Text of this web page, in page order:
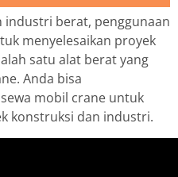
industri berat, penggunaan
menyelesaikan proyek
satu alat berat yang
Anda bisa
mobil crane untuk
konstruksi dan industri.